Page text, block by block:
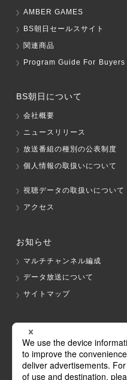
AMBER GAMES
BS朝日セールスサイト
関連商品
Program Guide For Buyers
BS朝日について
会社概要
ニュースリリース
放送番組の種別の公表制度
個人情報の取扱いについて
視聴データの取扱いについて
アクセス
お知らせ
マルチチャンネル編成
データ放送について
サイトマップ
グループ会社
テレビ朝日